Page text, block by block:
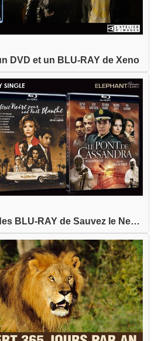
DVD et un BLU-RAY de Xeno
Tentez de gagner des BLU-RAY de Sauvez le Neptun...